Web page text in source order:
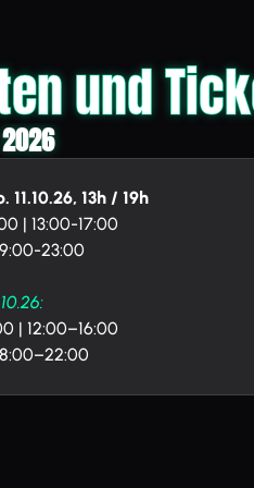
und
11.10.26, 13h / 19h
| 13:00-17:00
23:00
| 12:00–16:00